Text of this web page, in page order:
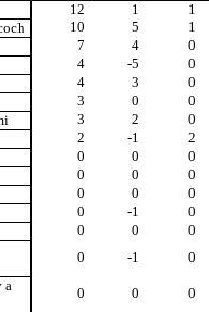
12 1 1
10 5 1
7 4 0
4 -5 0
4 3 0
3 0 0
3 2 0
2 -1 2
0 0 0
0 0 0
0 0 0
0 -1 0
0 0 0
0 -1 0
a
0 0 0